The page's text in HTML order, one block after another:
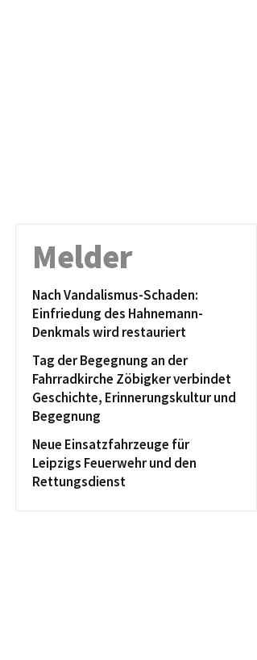
Melder
Nach Vandalismus-Schaden:
Einfriedung des Hahnemann-
Denkmals wird restauriert
Tag der Begegnung an der
Fahrradkirche Zöbigker verbindet
Geschichte, Erinnerungskultur und
Begegnung
Neue Einsatzfahrzeuge für
Leipzigs Feuerwehr und den
Rettungsdienst